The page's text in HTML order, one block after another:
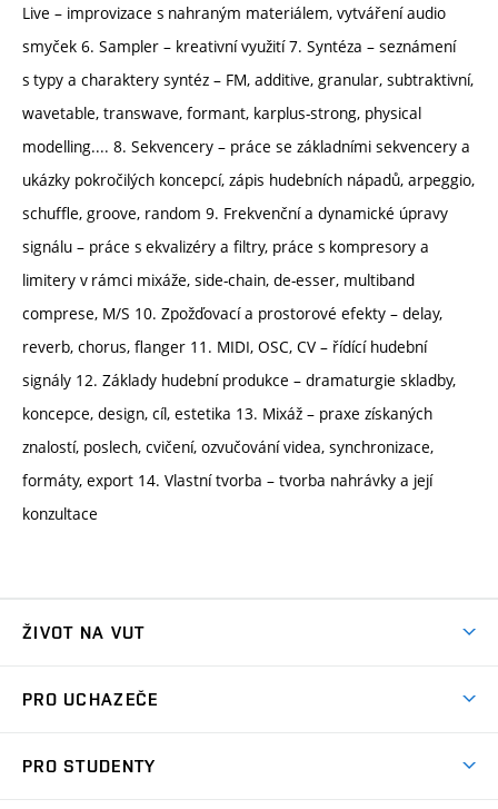
Live – improvizace s nahraným materiálem, vytváření audio
smyček 6. Sampler – kreativní využití 7. Syntéza – seznámení
s typy a charaktery syntéz – FM, additive, granular, subtraktivní,
wavetable, transwave, formant, karplus-strong, physical
modelling.... 8. Sekvencery – práce se základními sekvencery a
ukázky pokročilých koncepcí, zápis hudebních nápadů, arpeggio,
schuffle, groove, random 9. Frekvenční a dynamické úpravy
signálu – práce s ekvalizéry a filtry, práce s kompresory a
limitery v rámci mixáže, side-chain, de-esser, multiband
comprese, M/S 10. Zpožďovací a prostorové efekty – delay,
reverb, chorus, flanger 11. MIDI, OSC, CV – řídící hudební
signály 12. Základy hudební produkce – dramaturgie skladby,
koncepce, design, cíl, estetika 13. Mixáž – praxe získaných
znalostí, poslech, cvičení, ozvučování videa, synchronizace,
formáty, export 14. Vlastní tvorba – tvorba nahrávky a její
konzultace
ŽIVOT NA VUT
Koleje
PRO UCHAZEČE
PRO STUDENTY